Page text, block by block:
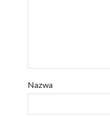
Nazwa